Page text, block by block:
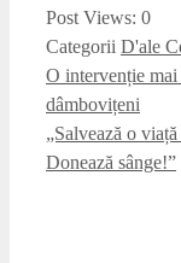
Post Views: 0
Categorii D'ale
O intervenție
dâmbovițeni
„Salvează o
Donează sânge!”